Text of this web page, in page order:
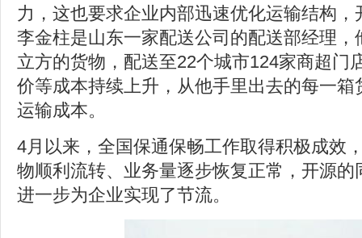
力，这也要求企业内部迅速优化运输结构
李金柱是山东一家配送公司的配送部经理
立方的货物，配送至22个城市124家商超门
价等成本持续上升，从他手里出去的每一
运输成本。
4月以来，全国保通保畅工作取得积极成效
物顺利流转、业务量逐步恢复正常，开源
进一步为企业实现了节流。